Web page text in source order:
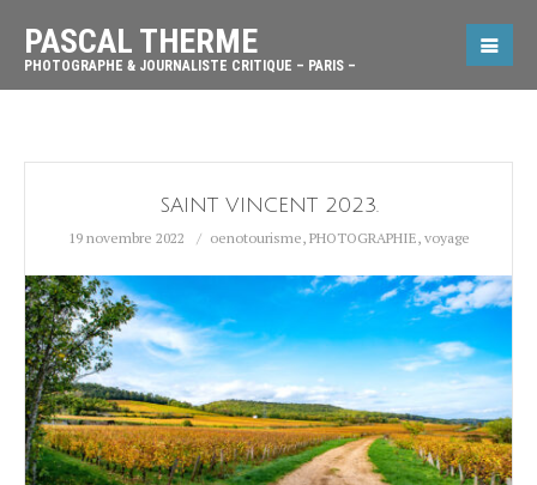
PASCAL THERME
PHOTOGRAPHE & JOURNALISTE CRITIQUE – PARIS –
SAINT VINCENT 2023.
19 novembre 2022 oenotourisme, PHOTOGRAPHIE, voyage